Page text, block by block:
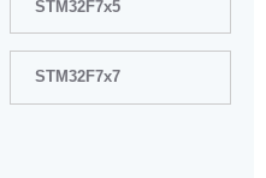
STM32F7x5
STM32F7x7